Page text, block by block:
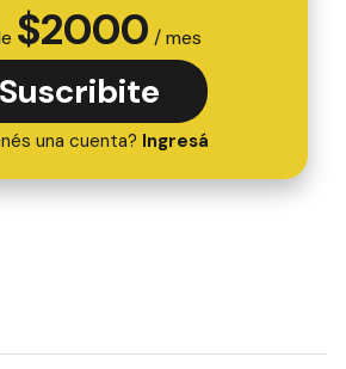
$2000 / mes
Suscribite
una cuenta? Ingresá